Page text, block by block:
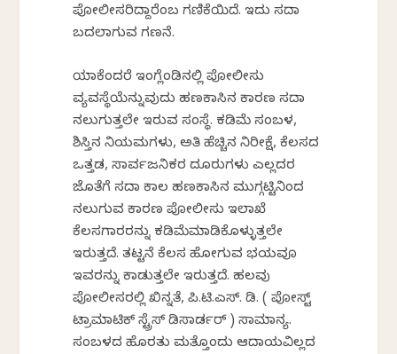
ಪೋಲೀಸರಿದ್ದಾರೆಂಬ ಗಣಿಕೆಯಿದೆ. ಇದು ಸದಾ
ಬದಲಾಗುವ ಗಣನೆ.
ಯಾಕೆಂದರೆ ಇಂಗ್ಲೆಂಡಿನಲ್ಲಿ ಪೋಲೀಸು
ವ್ಯವಸ್ಥೆಯೆನ್ನುವುದು ಹಣಕಾಸಿನ ಕಾರಣ ಸದಾ
ನಲುಗುತ್ತಲೇ ಇರುವ ಸಂಸ್ಥೆ. ಕಡಿಮೆ ಸಂಬಳ,
ಶಿಸ್ತಿನ ನಿಯಮಗಳು, ಅತಿ ಹೆಚ್ಚಿನ ನಿರೀಕ್ಷೆ, ಕೆಲಸದ
ಒತ್ತಡ, ಸಾರ್ವಜನಿಕರ ದೂರುಗಳು ಎಲ್ಲದರ
ಜೊತೆಗೆ ಸದಾ ಕಾಲ ಹಣಕಾಸಿನ ಮುಗ್ಗಟ್ಟಿನಿಂದ
ನಲುಗುವ ಕಾರಣ ಪೋಲೀಸು ಇಲಾಖೆ
ಕೆಲಸಗಾರರನ್ನು ಕಡಿಮೆಮಾಡಿಕೊಳ್ಳುತ್ತಲೇ
ಇರುತ್ತದೆ. ತಟ್ಟನೆ ಕೆಲಸ ಹೋಗುವ ಭಯವೂ
ಇವರನ್ನು ಕಾಡುತ್ತಲೇ ಇರುತ್ತದೆ. ಹಲವು
ಪೋಲೀಸರಲ್ಲಿ ಖಿನ್ನತೆ, ಪಿ.ಟಿ.ಎಸ್. ಡಿ. ( ಪೋಸ್ಟ್
ಟ್ರಾಮಾಟಿಕ್ ಸ್ಟ್ರೆಸ್ ಡಿಸಾರ್ಡರ್ ) ಸಾಮಾನ್ಯ.
ಸಂಬಳದ ಹೊರತು ಮತ್ತೊಂದು ಆದಾಯವಿಲ್ಲದ